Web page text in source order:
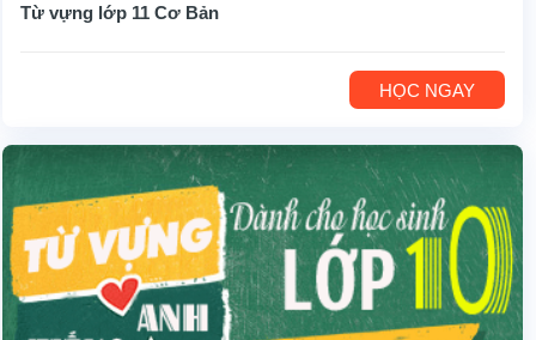
Từ vựng lớp 11 Cơ Bản
HỌC NGAY